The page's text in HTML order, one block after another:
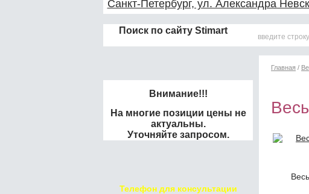
Санкт-Петербург, ул. Александра
Поиск по сайту Stimart
Внимание!!!
На многие позиции цены не
актуальны.
Уточняйте запросом.
Телефон для консультации
Главная /